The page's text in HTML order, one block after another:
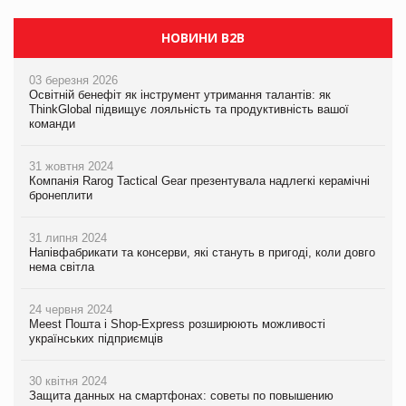
НОВИНИ B2B
03 березня 2026
Освітній бенефіт як інструмент утримання талантів: як
ThinkGlobal підвищує лояльність та продуктивність вашої
команди
31 жовтня 2024
Компанія Rarog Tactical Gear презентувала надлегкі керамічні
бронеплити
31 липня 2024
Напівфабрикати та консерви, які стануть в пригоді, коли довго
нема світла
24 червня 2024
Meest Пошта і Shop-Express розширюють можливості
українських підприємців
30 квітня 2024
Защита данных на смартфонах: советы по повышению